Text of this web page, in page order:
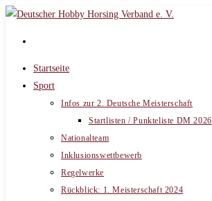
Zum
Startseite
Sport
Infos zur 2. Deutsche Meisterschaft
Startlisten / Punkteliste DM 2026
Nationalteam
Inklusionswettbewerb
Regelwerke
Rückblick: 1. Meisterschaft 2024